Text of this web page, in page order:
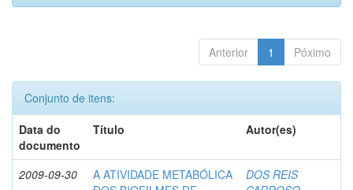
Anterior 1 Póximo
Conjunto de itens:
Data do
documento
Título Autor(es)
2009-09-30
A ATIVIDADE METABÓLICA
DOS REIS